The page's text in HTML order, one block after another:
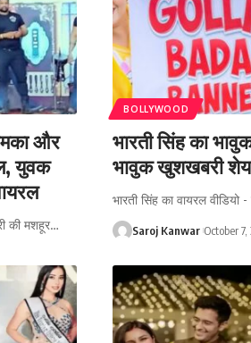
और
युवक
की मशहूर…
BOLLYWOOD
भारती सिंह का
भावुक खुशखबरी
भारती सिंह का वायरल वीडियो
Saroj Kanwar October